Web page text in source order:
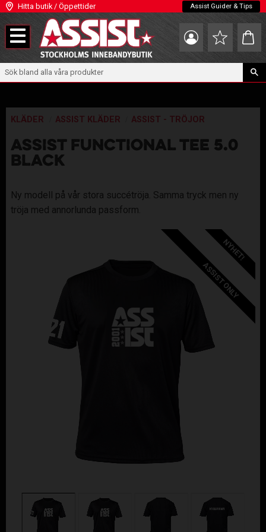
Meny
Hitta butik / Öppettider Assist Guider & Tips
Favoriter
KLÄDER ASSIST KLÄDER ASSIST - TRÖJOR
ASSIST FUNCTIONAL TEE 5.0
BLACK
Ny modell på vår stora succétröja. Samma tryck men ny
tröja med annorlunda passform.
NYHET!
ASSIST ONLY